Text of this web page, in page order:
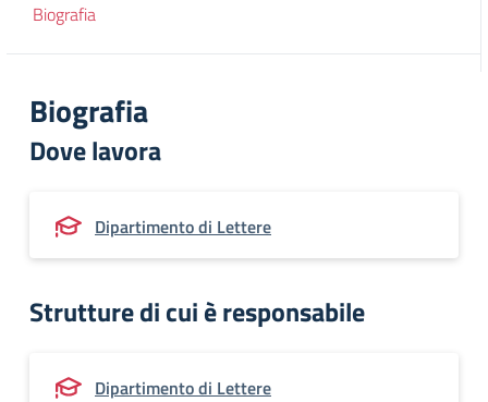
Biografia
Biografia
Dove lavora
Dipartimento di Lettere
Strutture di cui è responsabile
Dipartimento di Lettere